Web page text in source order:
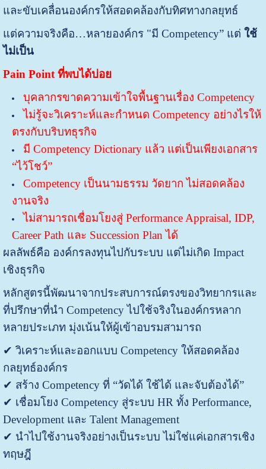
และขับเคลื่อนองค์กรให้สอดคล้องกับทิศทางกลยุทธ์
แต่ความจริงคือ…หลายองค์กร "มี Competency” แต่ ใช้
ไม่เป็น
Pain Point ที่พบได้บ่อย
บุคลากรขาดความเข้าใจพื้นฐานเรื่อง Competency
ไม่รู้จะวิเคราะห์และกำหนด Competency อย่างไรให้
ตรงกับบริบทธุรกิจ
มี Competency Dictionary แล้ว แต่เป็นเพียงเอกสาร
“ไว้โชว์”
Competency เป็นนามธรรม วัดยาก ไม่สอดคล้อง
งานจริง
ไม่สามารถเชื่อมโยงสู่ Performance Appraisal, IDP,
Career Path และ Succession Plan ได้
ผลลัพธ์คือ องค์กรลงทุนไปกับระบบ แต่ไม่เกิด Impact
เชิงธุรกิจ
หลักสูตรนี้พัฒนาจากประสบการณ์ตรงของวิทยากรและ
ที่ปรึกษาที่นำ Competency ไปใช้จริงในองค์กรหลาก
หลายประเภท มุ่งเน้นให้ผู้เข้าอบรมสามารถ
✔ วิเคราะห์และออกแบบ Competency ให้สอดคล้อง
กลยุทธ์องค์กร
✔ สร้าง Competency ที่ “วัดได้ ใช้ได้ และจับต้องได้”
✔ เชื่อมโยง Competency สู่ระบบ HR ทั้ง Performance,
Development และ Talent Management
✔ นำไปใช้งานจริงอย่างเป็นระบบ ไม่ใช่แค่เอกสารเชิง
ทฤษฎี